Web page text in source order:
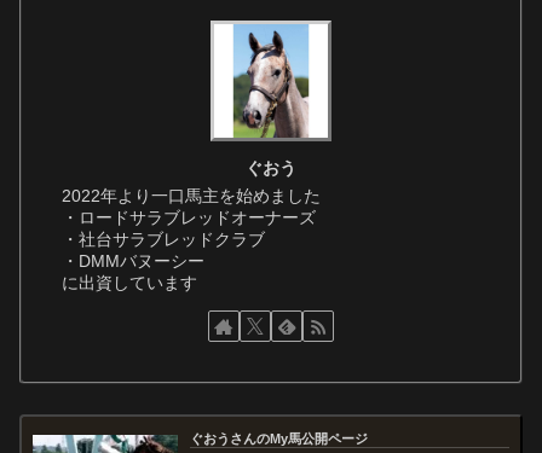
ぐおう
2022年より一口馬主を始めました
・ロードサラブレッドオーナーズ
・社台サラブレッドクラブ
・DMMバヌーシー
に出資しています
ぐおうさんのMy馬公開ページ